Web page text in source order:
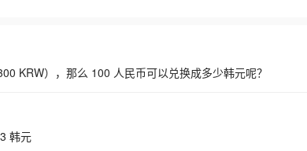
KRW），那么 100 人民币可以兑换成多少韩元呢？
韩元